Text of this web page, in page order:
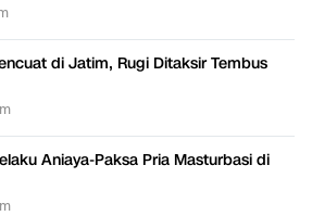
di Jatim, Rugi Ditaksir Tembus
Aniaya-Paksa Pria Masturbasi di